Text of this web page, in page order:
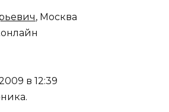
, Москва
в 12:39